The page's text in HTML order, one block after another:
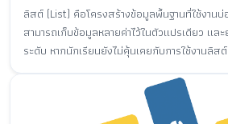
ลิสต์ (List) คือโครงสร้างข้อมูลพื้นฐานที่ใช้งานบ่
สามารถเก็บข้อมูลหลายค่าไว้ในตัวแปรเดียว แล
ระดับ หากนักเรียนยังไม่คุ้นเคยกับการใช้งานลิส